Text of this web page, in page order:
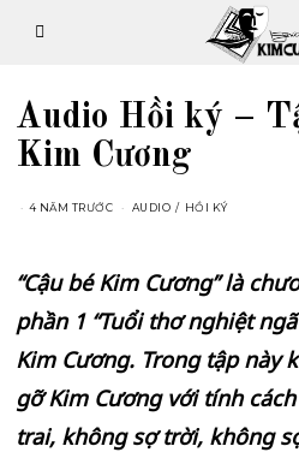
Audio Hồi ký –
Kim Cương
4 NĂM TRƯỚC AUDIO / HỒI KÝ
“Cậu bé Kim Cương” là
phần 1 “Tuổi thơ nghiệt
Kim Cương. Trong tập này
gỡ Kim Cương với tính
trai, không sợ trời, không